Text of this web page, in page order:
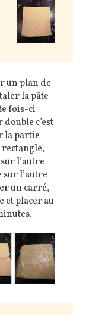
un plan de
la pâte
fois-ci
c’est
la partie
l’autre
l’autre
un carré,
placer au